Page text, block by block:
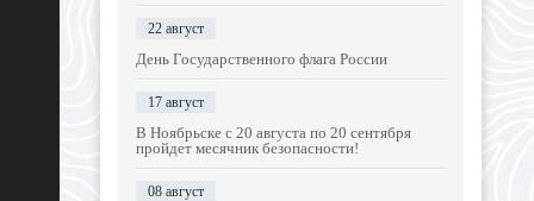
22 август
День Государственного флага России
17 август
В Ноябрьске с 20 августа по 20 сентября
пройдет месячник безопасности!
08 август